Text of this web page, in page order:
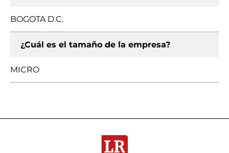
BOGOTA D.C.
¿Cuál es el tamaño de la empresa?
MICRO